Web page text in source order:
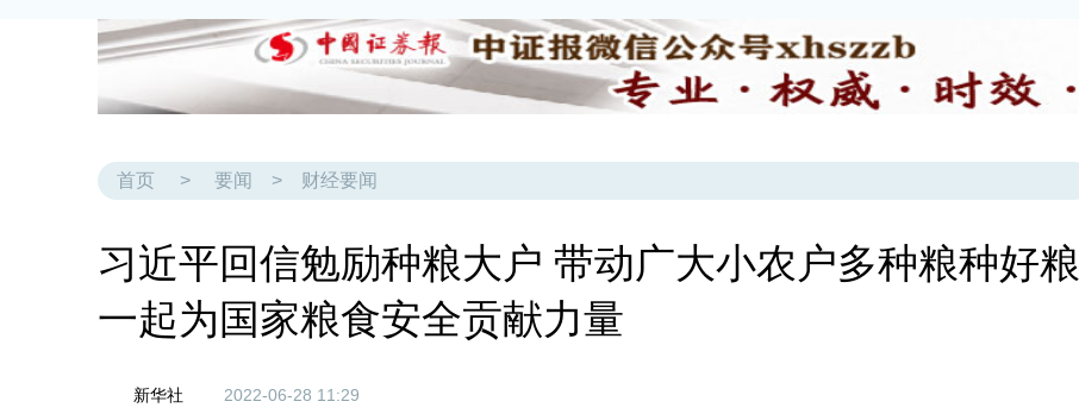
首页 > 要闻 > 财经要闻
习近平回信勉励种粮大户 带动广大小农户多种粮种好粮
一起为国家粮食安全贡献力量
新华社 2022-06-28 11:29